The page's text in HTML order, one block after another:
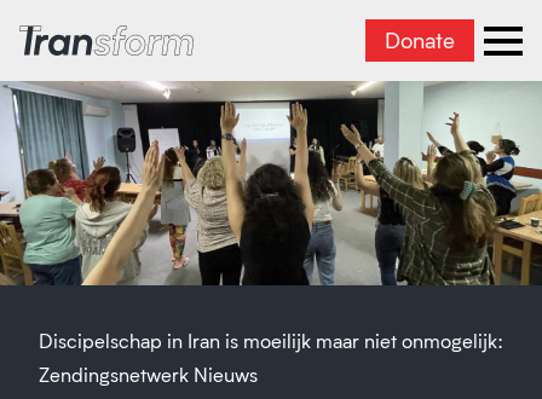
Iran transformeren Donate
Discipelschap in Iran is moeilijk maar niet onmogelijk:
Zendingsnetwerk Nieuws